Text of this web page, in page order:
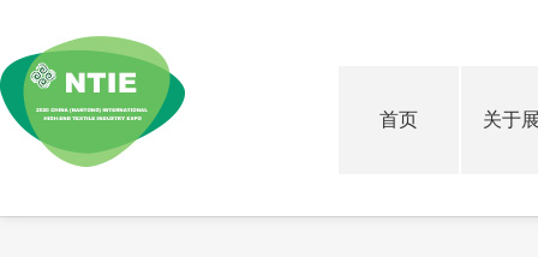
首页 关于